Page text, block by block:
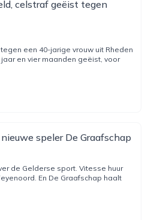
celstraf geëist tegen
een 40-jarige vrouw uit Rheden
en vier maanden geëist, voor
speler De Graafschap
de Gelderse sport. Vitesse huur
En De Graafschap haalt